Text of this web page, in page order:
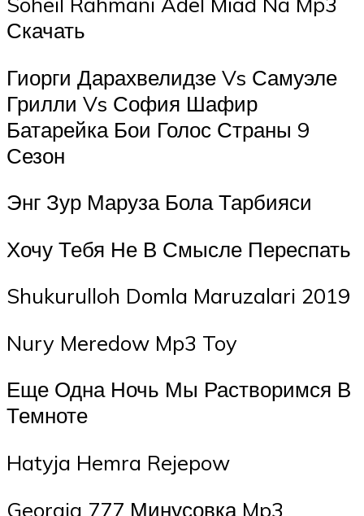
Скачать
Гиорги Дарахвелидзе Vs Самуэле
Грилли Vs София Шафир
Батарейка Бои Голос Страны 9
Сезон
Энг Зур Маруза Бола Тарбияси
Хочу Тебя Не В Смысле Переспать
Shukurulloh Domla Maruzalari 2019
Nury Meredow Mp3 Toy
Еще Одна Ночь Мы Растворимся В
Темноте
Hatyja Hemra Rejepow
Georgia 777 Минусовка Mp3